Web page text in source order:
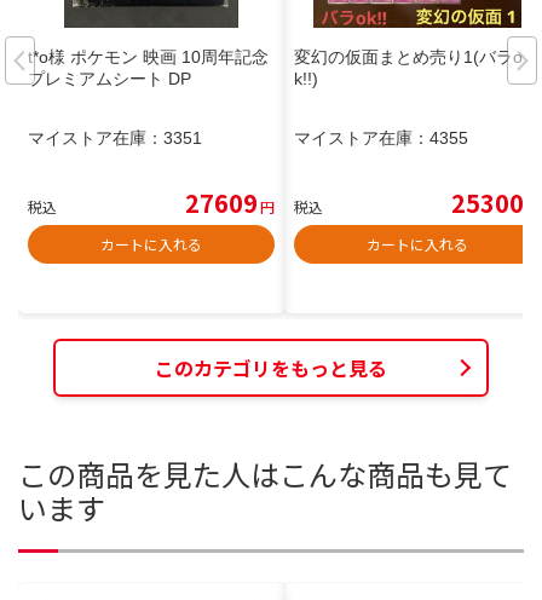
t*o様 ポケモン 映画 10周年記念
プレミアムシート DP
マイストア在庫： 3351
税込 27609円
カートに入れる
変幻の仮面まとめ売り1(バラo
k!!)
マイストア在庫： 4355
税込 25300
カートに入れる
このカテゴリをもっと見る
この商品を見た人はこんな商品も見て
います